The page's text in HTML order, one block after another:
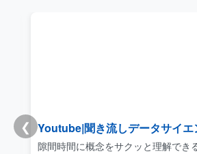
❮ Youtube|聞き流しデータサイエ
隙間時間に概念をサクッと理解でき